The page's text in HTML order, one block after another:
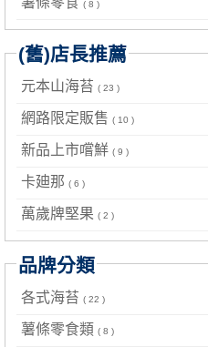
( 8 )
(舊)店長推薦
元本山海苔 ( 23 )
網路限定販售 ( 10 )
新品上市嚐鮮 ( 9 )
卡廸那 ( 6 )
萬歲牌堅果 ( 2 )
品牌分類
各式海苔 ( 22 )
薯條零食類 ( 8 )